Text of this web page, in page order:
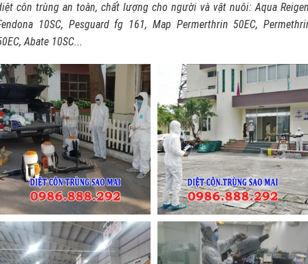
côn trùng an toàn, chất lượng cho người và vật nuôi: Aqua
10SC, Pesguard fg 161, Map Permerthrin 50EC,
Abate 10SC...